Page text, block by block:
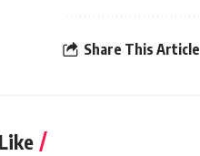
Share This Article